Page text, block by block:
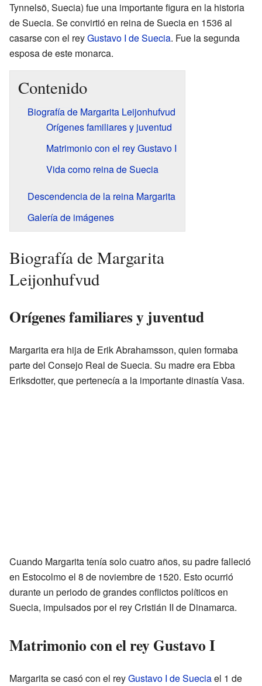
Tynnelsö, Suecia) fue una importante figura en la historia
de Suecia. Se convirtió en reina de Suecia en 1536 al
casarse con el reyGustavo I de Suecia. Fue la segunda
esposa de este monarca.
Contenido
Biografía de Margarita Leijonhufvud
Orígenes familiares y juventud
Matrimonio con el rey Gustavo I
Vida como reina de Suecia
Descendencia de la reina Margarita
Galería de imágenes
Biografía de Margarita
Leijonhufvud
Orígenes familiares y juventud
Margarita era hija de Erik Abrahamsson, quien formaba
parte del Consejo Real de Suecia. Su madre era Ebba
Eriksdotter, que pertenecía a la importante dinastía Vasa.
Cuando Margarita tenía solo cuatro años, su padre falleció
en Estocolmo el 8 de noviembre de 1520. Esto ocurrió
durante un periodo de grandes conflictos políticos en
Suecia, impulsados por el rey Cristián II de Dinamarca.
Matrimonio con el rey Gustavo I
Margarita se casó con el reyGustavo I de Sueciael 1 de